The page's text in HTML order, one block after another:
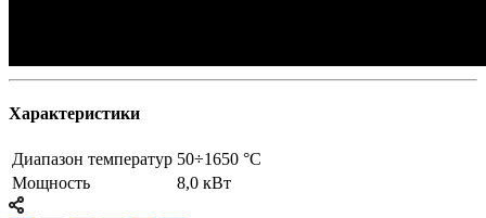
Характеристики
Диапазон температур 50÷1650 °С
Мощность
8,0 кВт